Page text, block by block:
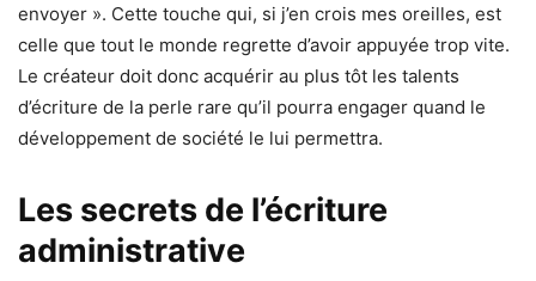
envoyer ». Cette touche qui, si j’en crois mes oreilles, est
celle que tout le monde regrette d’avoir appuyée trop vite.
Le créateur doit donc acquérir au plus tôt les talents
d’écriture de la perle rare qu’il pourra engager quand le
développement de société le lui permettra.
Les secrets de l’écriture
administrative